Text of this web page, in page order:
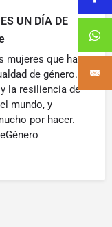
UN DÍA DE
mujeres que han
de género.
la resiliencia de
mundo, y
por hacer.